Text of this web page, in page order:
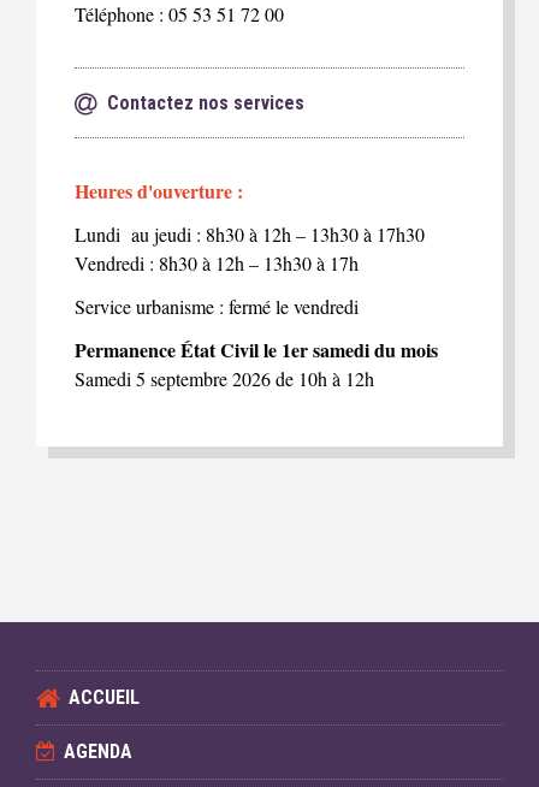
Téléphone : 05 53 51 72 00
Contactez nos services
Heures d'ouverture :
Lundi au jeudi : 8h30 à 12h – 13h30 à 17h30
Vendredi : 8h30 à 12h – 13h30 à 17h
Service urbanisme : fermé le vendredi
Permanence État Civil le 1er samedi du mois
Samedi 5 septembre 2026 de 10h à 12h
ACCUEIL
AGENDA